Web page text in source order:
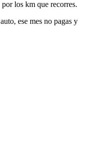
por los km que recorres.
ese mes no pagas y